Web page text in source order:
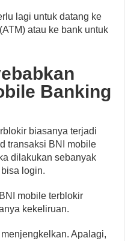
lagi untuk datang ke
atau ke bank untuk
Banking
biasanya terjadi
transaksi BNI mobile
dilakukan sebanyak
login.
mobile terblokir
kekeliruan.
Apalagi,